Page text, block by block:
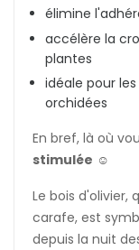
élimine
accélère la
plantes
idéale pour
orchidées
En bref, là où
stimulée ☺️
Le bois d'olivier,
carafe, est
depuis la nuit